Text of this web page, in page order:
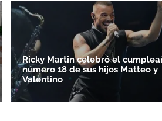
Ricky Martin celebró el
número 18 de sus hijos Matteo y
Valentino